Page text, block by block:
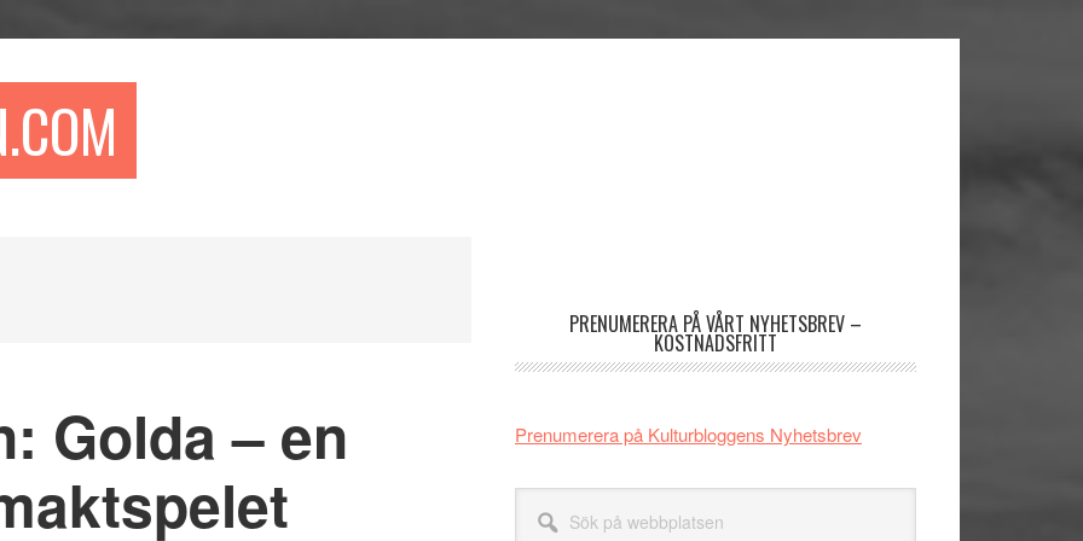
Golda – en
PRENUMERERA PÅ VÅRT NYHETSBREV –
KOSTNADSFRITT
Prenumerera på Kulturbloggens Nyhetsbrev